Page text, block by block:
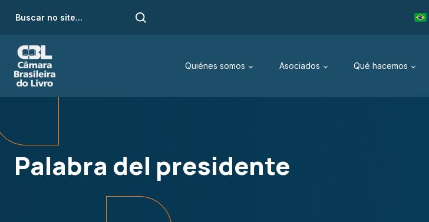
Quiénes somos Asociados Qué hacemos
Palabra del presidente